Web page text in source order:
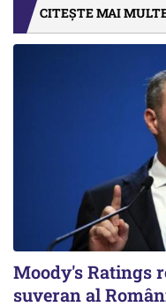
CITEȘTE MAI
Moody's Ratings
suveran al